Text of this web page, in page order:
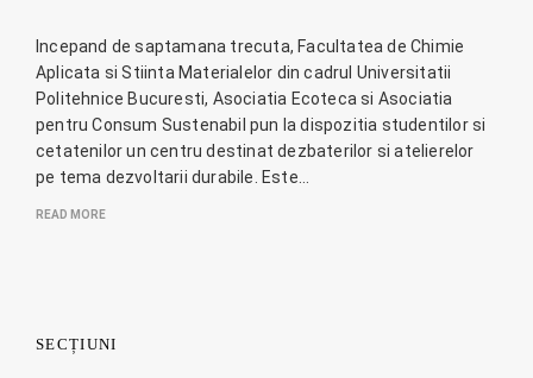
Incepand de saptamana trecuta, Facultatea de Chimie
Aplicata si Stiinta Materialelor din cadrul Universitatii
Politehnice Bucuresti, Asociatia Ecoteca si Asociatia
pentru Consum Sustenabil pun la dispozitia studentilor si
cetatenilor un centru destinat dezbaterilor si atelierelor
pe tema dezvoltarii durabile. Este…
READ MORE
SECȚIUNI